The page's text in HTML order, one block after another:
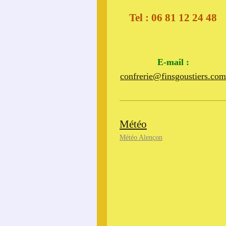
Tel : 06 81 12 24 48
E-mail :
confrerie@finsgoustiers.com
Météo
Météo Alençon